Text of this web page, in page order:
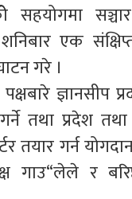
एक
गरे ।
ज्ञानसीप
तथा प्रदेश
तयार गर्न
गाउ“लेले र